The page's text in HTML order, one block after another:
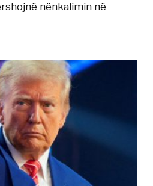
nënkalimin në